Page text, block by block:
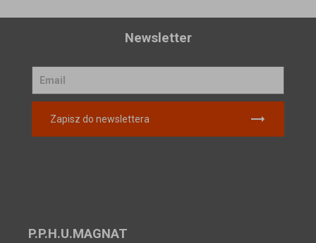
Newsletter
Zapisz do newslettera
P.P.H.U.MAGNAT